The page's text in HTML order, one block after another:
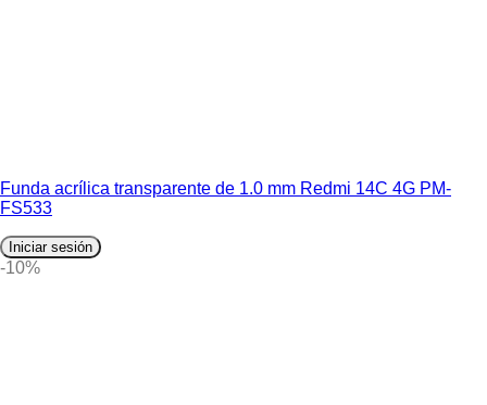
Funda acrílica transparente de 1.0 mm Redmi 14C 4G PM-
FS533
Iniciar sesión
-10%